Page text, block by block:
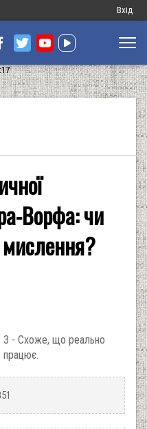
Меню
запису
Вхід
Ворфа: чи
3 - Схоже, що реально
працює.